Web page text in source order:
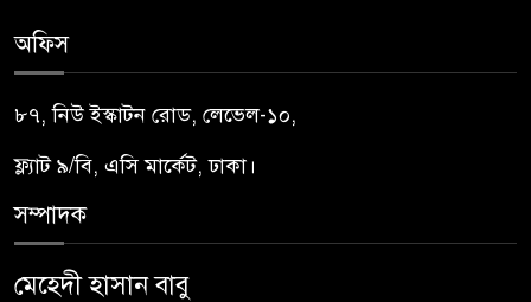
অফিস
৮৭, নিউ ইস্কাটন রোড, লেভেল-১০,
ফ্ল্যাট ৯/বি, এসি মার্কেট, ঢাকা।
সম্পাদক
মেহেদী হাসান বাবু